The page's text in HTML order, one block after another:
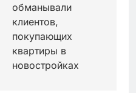
обманывали
клиентов,
покупающих
квартиры в
новостройках